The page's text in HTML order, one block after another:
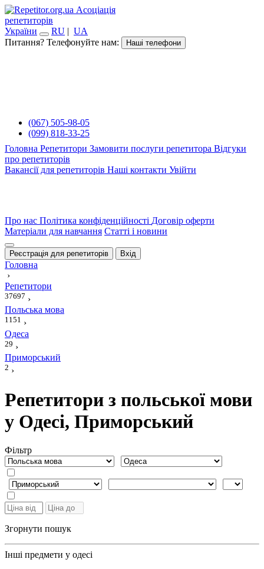
Асоціація
репетиторів
України
RU | UA
Питання? Телефонуйте нам:
Наші телефони
(067) 505-98-05
(099) 818-33-25
Головна Репетитори Замовити послуги репетитора Відгуки
про репетиторів
Вакансії для репетиторів Наші контакти Увійти
Про нас Політика конфіденційності Договір оферти
Матеріали для навчання Статті і новини
Реєстрація для репетиторів Вхід
Головна
›
Репетитори
37697 ›
Польська мова
1151 ›
Одеса
29 ›
Приморський
2 ›
Репетитори з польської мови
у Одесі, Приморський
Фiльтр
Згорнути пошук
Інші предмети у одесі